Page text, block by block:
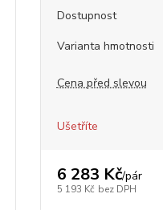
Dostupnost
Varianta hmotnosti
Cena před slevou
Ušetříte
6 283 Kč/pár
5 193 Kč bez DPH